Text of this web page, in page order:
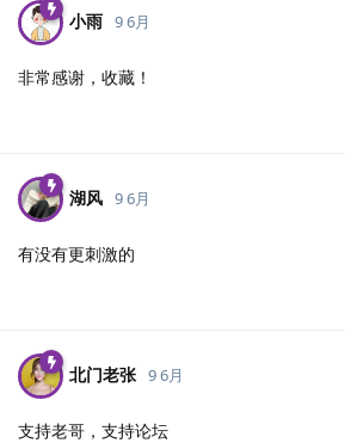
小雨 9 6月
非常感谢，收藏！
湖风 9 6月
有没有更刺激的
北门老张 9 6月
支持老哥，支持论坛